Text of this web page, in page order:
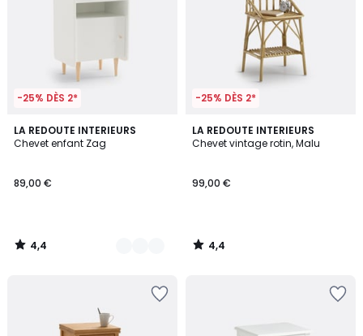
-25% DÈS 2*
LA REDOUTE INTERIEURS
Chevet enfant Zag
89,00 €
4,4
/ 5
2
Couleurs
4,4
/
-25% DÈS 2*
LA REDOUTE INTERIEURS
Chevet vintage rotin, Malu
99,00 €
4,4
/ 5
4,4
/